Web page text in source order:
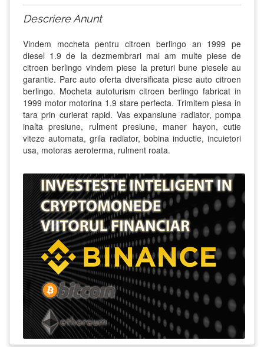
Descriere Anunt
Vindem mocheta pentru citroen berlingo an 1999 pe
diesel 1.9 de la dezmembrari mai am multe piese de
citroen berlingo vindem piese la preturi bune piesele au
garantie. Parc auto oferta diversificata piese auto citroen
berlingo. Mocheta autoturism citroen berlingo fabricat in
1999 motor motorina 1.9 stare perfecta. Trimitem piesa in
tara prin curierat rapid. Vas expansiune radiator, pompa
inalta presiune, rulment presiune, maner hayon, cutie
viteze automata, grila radiator, bobina inductie, incuietori
usa, motoras aeroterma, rulment roata.